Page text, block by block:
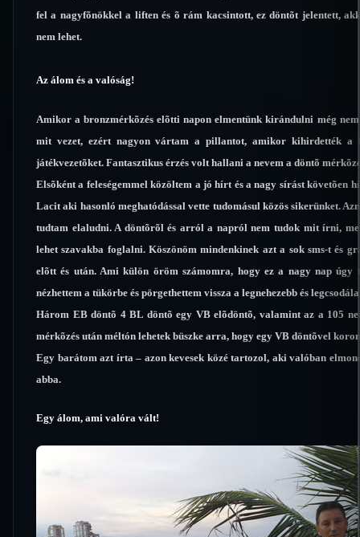
fel a nagyfõnökkel a liften és õ rám kacsintott, ez döntõt jelentett,
nem lehet.
Az álom és a valóság!
Amikor a bronzmérkõzés elõtti napon elmentünk kirándulni még
mit vezet, ezért nagyon vártam a pillantot, amikor kihirdették a
játékvezetõket. Fantasztikus érzés volt hallani a nevem a döntõ
Elsõként a feleségemmel közöltem a jó hírt és a nagy sírást követõen
Lacit aki hasonló meghatódással vette tudomásul közös sikerünket.
tudtam elaludni. A döntõrõl és arról a napról nem tudok mit írni,
lehet szavakba foglalni. Köszönöm mindenkinek azt a sok sms-t és
elõtt és után. Ami külön öröm számomra, hogy ez a nagy nap úgy
nézhettem a tükörbe és pörgethettem vissza a legnehezebb és
Három EB döntõ 4 BL döntõ egy VB elõdöntõ, valamint az a 105
mérkõzés után méltón lehetek büszke arra, hogy egy VB döntõvel
Egy barátom azt írta – azon kevesek közé tartozol, aki valóban
abba.
Egy álom, ami valóra vált!